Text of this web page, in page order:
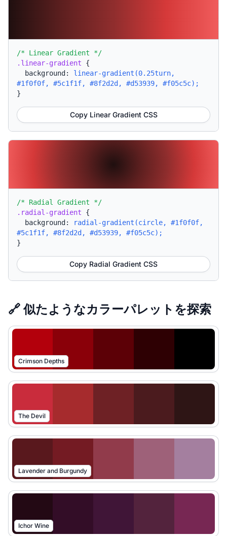
/* Linear Gradient */
.linear-gradient {
background: linear-gradient(0.25turn,
#1f0f0f, #5c1f1f, #8f2d2d, #d53939, #f05c5c);
}
Copy Linear Gradient CSS
/* Radial Gradient */
.radial-gradient {
background:
radial-gradient(circle, #1f0f0f,
#5c1f1f, #8f2d2d, #d53939, #f05c5c);
}
Copy Radial Gradient CSS
🔗 似たようなカラーパレットを探索
Crimson Depths
The Devil
Lavender and Burgundy
Ichor Wine